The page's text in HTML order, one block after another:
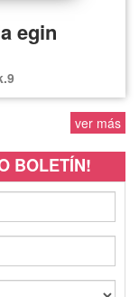
egin
ver más
BOLETÍN!